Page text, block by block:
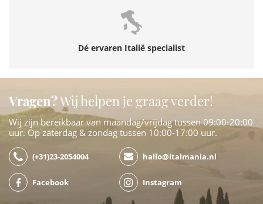
Dé ervaren Italië specialist
Vragen?Wij helpen je graag verder!
Wij zijn bereikbaar van maandag/vrijdag tussen 09:00-20:00
uur. Op zaterdag & zondag tussen 10:00-17:00 uur.
(+31)23-2054004 hallo@italmania.nl
Facebook Instagram